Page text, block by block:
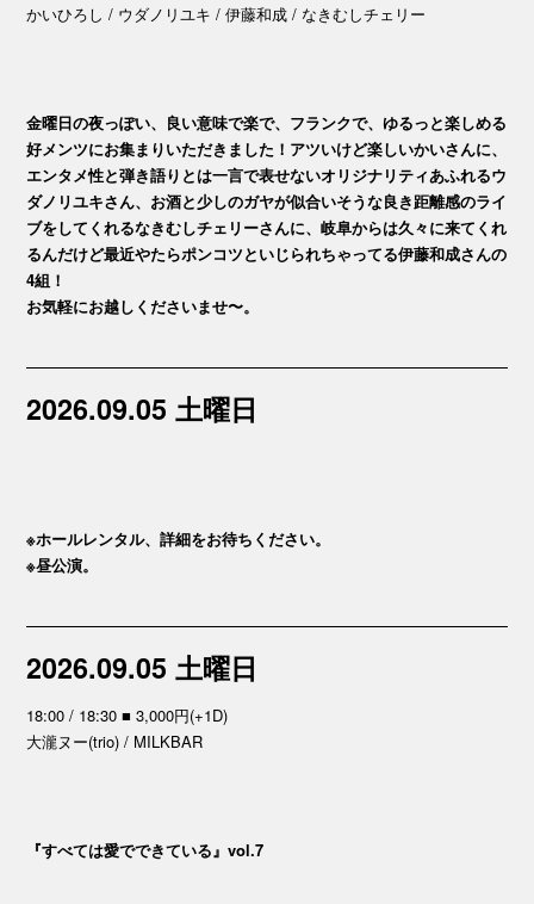
かいひろし / ウダノリユキ / 伊藤和成 / なきむしチェリー
金曜日の夜っぽい、良い意味で楽で、フランクで、ゆるっと楽しめる
好メンツにお集まりいただきました！アツいけど楽しいかいさんに、
エンタメ性と弾き語りとは一言で表せないオリジナリティあふれるウ
ダノリユキさん、お酒と少しのガヤが似合いそうな良き距離感のライ
ブをしてくれるなきむしチェリーさんに、岐阜からは久々に来てくれ
るんだけど最近やたらポンコツといじられちゃってる伊藤和成さんの
4組！
お気軽にお越しくださいませ〜。
2026.09.05 土曜日
※ホールレンタル、詳細をお待ちください。
※昼公演。
2026.09.05 土曜日
18:00 / 18:30 ■ 3,000円(+1D)
大瀧ヌー(trio) / MILKBAR
『すべては愛でできている』vol.7